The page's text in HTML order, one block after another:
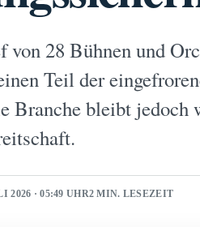
von 28 Bühnen und
Teil der
Branche bleibt
2026 · 05:49 UHR2 MIN. LESEZEIT